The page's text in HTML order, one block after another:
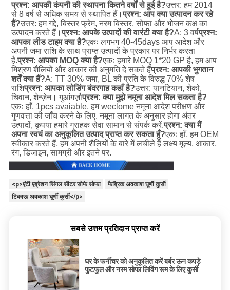
प्रश्न: आपकी कंपनी की स्थापना कितने वर्षों से हुई है?उत्तर: हम 2014
से 8 वर्ष से अधिक समय से स्थापित हैं।प्रश्न: आप क्या उत्पादन कर रहे
हैं?उत्तर: हम गद्दे, बिस्तर फ्रेम, नरम बिस्तर, सोफा और भोजन कक्ष का
उत्पादन करते हैं।प्रश्न: आपके उत्पादों की वारंटी क्या है?A: 3 वर्षप्रश्न:
आपका लीड टाइम क्या है?एकः लगभग 40-45days आप आदेश और
अपनी जमा राशि के साथ प्राप्त उत्पादों के प्रकार पर निर्भर करता
है.प्रश्न: आपका MOQ क्या है?एकः हमारे MOQ 1*20 GP है, हम आप
मिश्रण शैलियों और आकार की अनुमति दे सकते हैंप्रश्न: आपकी भुगतान
शर्तें क्या हैं?A: TT 30% जमा, BL की प्रति के विरुद्ध 70% शेष
राशिप्रश्न: आपका लोडिंग बंदरगाह कहाँ है?उत्तर: यानटियान, शेको,
चिवान, शेन्ज़ेन। गुआंगज़ौप्रश्न: क्या मुझे नमूना आदेश मिल सकता है?
एकः हाँ, 1pcs avaiable, हम weclome नमूना आदेश परीक्षण और
गुणवत्ता की जाँच करने के लिए. नमूना लागत के अनुसार होगा अंतर
उत्पादों, कृपया हमारे ग्राहक सेवा सामान से संपर्क करें.प्रश्न: क्या मैं
अपना स्वयं का अनुकूलित उत्पाद प्राप्त कर सकता हूँ?एकः हाँ, हम OEM
स्वीकार करते हैं, हम अपनी शैलियों के बारे में लचीले हैं लक्ष्य मूल्य, आकार,
रंग, डिजाइन, सामग्री और इतने पर.
<p>एंटी एब्रेशन सिंगल सीटर सोफे सोफा
फैब्रिक अवकाश घूर्णी कुर्सी
टिकाऊ अवकाश घूर्णी कुर्सी</p>
सबसे उत्तम प्रतिदान प्राप्त करें
घर के फर्नीचर को अनुकूलित करें बर्बर ऊन कपड़े
फुटफुल और नरम सोफा लिविंग रूम के लिए कुर्सी